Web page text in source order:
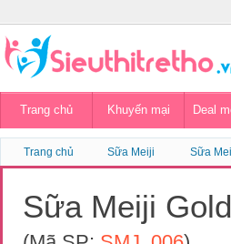
Trang chủ Khuyến mại Deal
Trang chủ Sữa Meiji Sữa
Sữa Meiji